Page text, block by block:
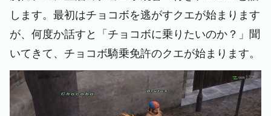
します。最初はチョコボを逃がすクエが始まります
が、何度か話すと「チョコボに乗りたいのか？」聞
いてきて、チョコボ騎乗免許のクエが始まります。